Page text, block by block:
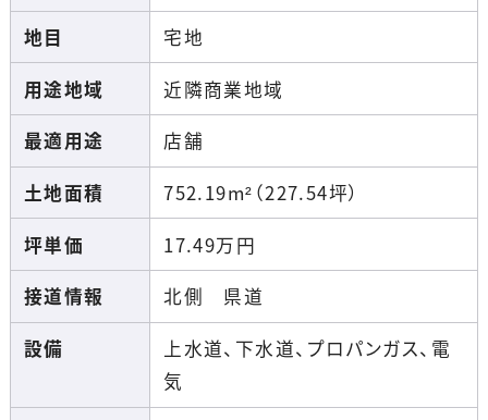
地目
宅地
用途地域
近隣商業地域
最適用途
店舗
土地面積
752.19m²（227.54坪）
坪単価
17.49万円
接道情報
北側 県道
設備
上水道、下水道、プロパンガス、電
気